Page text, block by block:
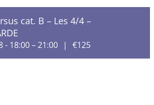
cat. B – Les 4/4 –
- 18:00–21:00 | €125